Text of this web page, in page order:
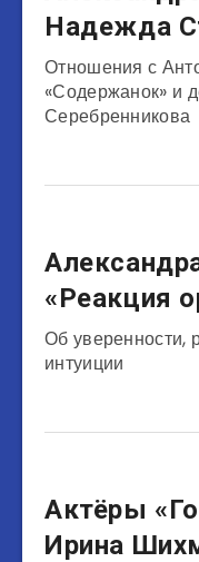
Надежда
Отношения с
«Содержанок» и
Серебренникова
«Реакция
Об уверенности,
интуиции
Актёры
Ирина